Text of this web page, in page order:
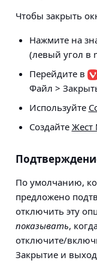
Чтобы закрыть
Нажмите на
(левый угол в
Перейдите в
Файл >
Используйте
Создайте
По умолчанию,
предложено
отключить эту
показывать,
отключите/
Закрытие и